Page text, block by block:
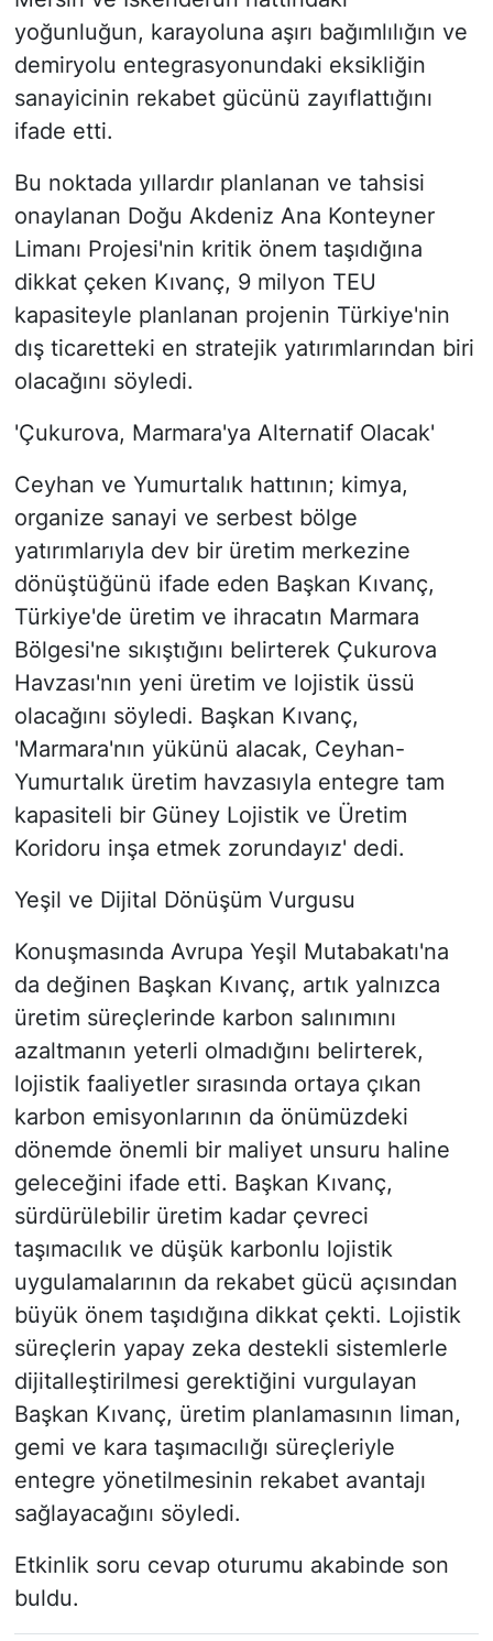
yoğunluğun, karayoluna aşırı bağımlılığın ve
demiryolu entegrasyonundaki eksikliğin
sanayicinin rekabet gücünü zayıflattığını
ifade etti.
Bu noktada yıllardır planlanan ve tahsisi
onaylanan Doğu Akdeniz Ana Konteyner
Limanı Projesi'nin kritik önem taşıdığına
dikkat çeken Kıvanç, 9 milyon TEU
kapasiteyle planlanan projenin Türkiye'nin
dış ticaretteki en stratejik yatırımlarından biri
olacağını söyledi.
'Çukurova, Marmara'ya Alternatif Olacak'
Ceyhan ve Yumurtalık hattının; kimya,
organize sanayi ve serbest bölge
yatırımlarıyla dev bir üretim merkezine
dönüştüğünü ifade eden Başkan Kıvanç,
Türkiye'de üretim ve ihracatın Marmara
Bölgesi'ne sıkıştığını belirterek Çukurova
Havzası'nın yeni üretim ve lojistik üssü
olacağını söyledi. Başkan Kıvanç,
'Marmara'nın yükünü alacak, Ceyhan-
Yumurtalık üretim havzasıyla entegre tam
kapasiteli bir Güney Lojistik ve Üretim
Koridoru inşa etmek zorundayız' dedi.
Yeşil ve Dijital Dönüşüm Vurgusu
Konuşmasında Avrupa Yeşil Mutabakatı'na
da değinen Başkan Kıvanç, artık yalnızca
üretim süreçlerinde karbon salınımını
azaltmanın yeterli olmadığını belirterek,
lojistik faaliyetler sırasında ortaya çıkan
karbon emisyonlarının da önümüzdeki
dönemde önemli bir maliyet unsuru haline
geleceğini ifade etti. Başkan Kıvanç,
sürdürülebilir üretim kadar çevreci
taşımacılık ve düşük karbonlu lojistik
uygulamalarının da rekabet gücü açısından
büyük önem taşıdığına dikkat çekti. Lojistik
süreçlerin yapay zeka destekli sistemlerle
dijitalleştirilmesi gerektiğini vurgulayan
Başkan Kıvanç, üretim planlamasının liman,
gemi ve kara taşımacılığı süreçleriyle
entegre yönetilmesinin rekabet avantajı
sağlayacağını söyledi.
Etkinlik soru cevap oturumu akabinde son
buldu.